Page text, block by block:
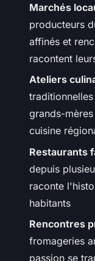
Marchés
producteurs
affinés et
racontent
Ateliers
grands-
cuisine
Restaurants
depuis
raconte
habitants
Rencontres
fromageries
passion se